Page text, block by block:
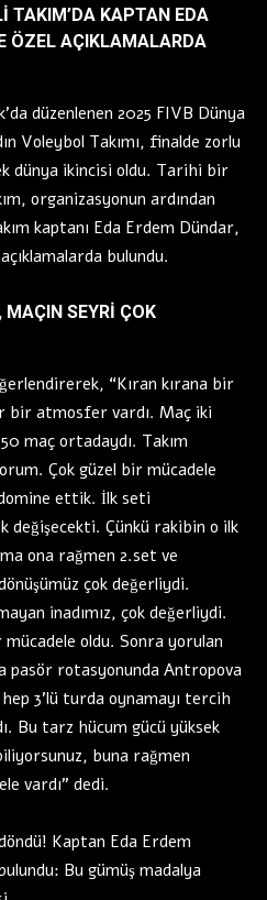
TAKIM’DA KAPTAN EDA
ÖZEL AÇIKLAMALARDA
düzenlenen 2025 FIVB Dünya
Voleybol Takımı, finalde zorlu
dünya ikincisi oldu. Tarihi bir
organizasyonun ardından
kaptanı Eda Erdem Dündar,
bulundu.
SEYRİ ÇOK
“Kıran kırana bir
bir atmosfer vardı. Maç iki
maç ortadaydı. Takım
Çok güzel bir mücadele
domine ettik. İlk seti
değişecekti. Çünkü rakibin o ilk
ona rağmen 2.set ve
çok değerliydi.
inadımız, çok değerliydi.
oldu. Sonra yorulan
pasör rotasyonunda Antropova
3’lü turda oynamayı tercih
Bu tarz hücum gücü yüksek
buna rağmen
vardı” dedi.